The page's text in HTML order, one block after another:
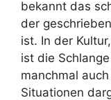
bekannt das
der
ist. In der
ist die
manchmal
Situationen